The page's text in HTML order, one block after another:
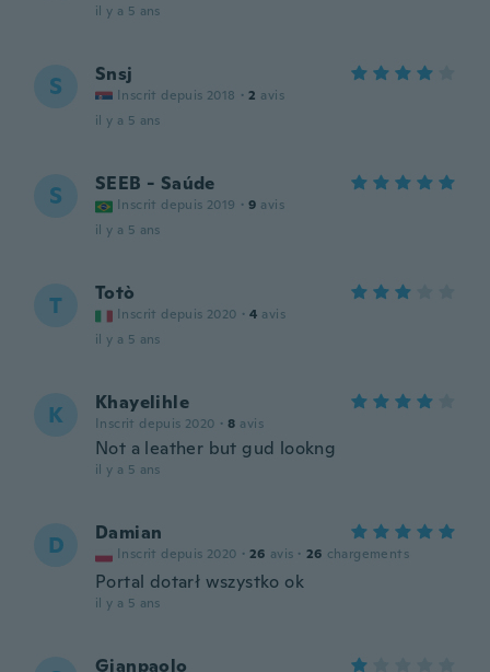
il y a 5 ans
S Snsj
Inscrit depuis 2018 · 2 avis
il y a 5 ans
S SEEB - Saúde
Inscrit depuis 2019 · 9 avis
il y a 5 ans
T Totò
Inscrit depuis 2020 · 4 avis
il y a 5 ans
K Khayelihle
Inscrit depuis 2020 · 8 avis
Not a leather but gud lookng
il y a 5 ans
D Damian
Inscrit depuis 2020 · 26 avis · 26 chargements
Portal dotarł wszystko ok
il y a 5 ans
Gianpaolo